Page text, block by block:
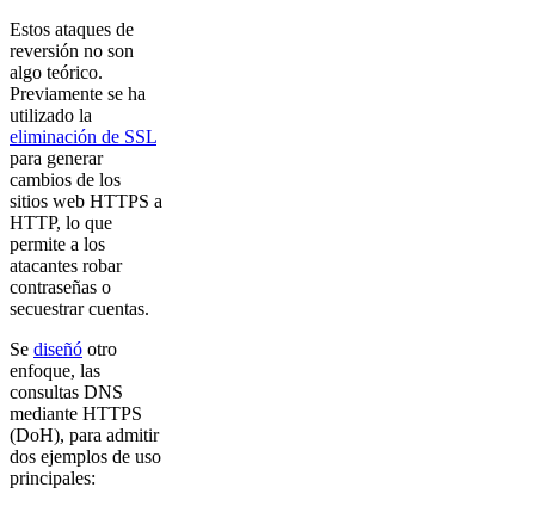
Estos ataques de
reversión no son
algo teórico.
Previamente se ha
utilizado la
eliminación de SSL
para generar
cambios de los
sitios web HTTPS a
HTTP, lo que
permite a los
atacantes robar
contraseñas o
secuestrar cuentas.
Se diseñó otro
enfoque, las
consultas DNS
mediante HTTPS
(DoH), para admitir
dos ejemplos de uso
principales: